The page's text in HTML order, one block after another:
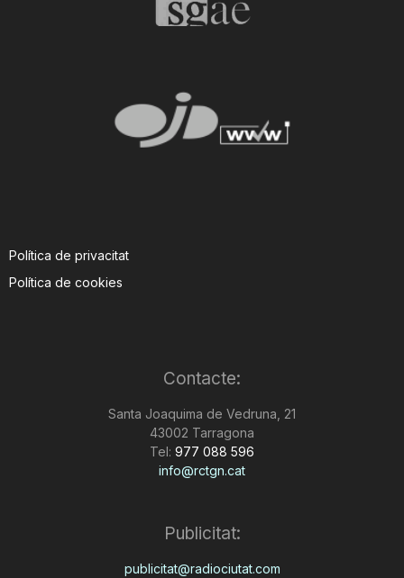
Política de privacitat
Política de cookies
Contacte:
Santa Joaquima de Vedruna, 21
43002 Tarragona
Tel: 977 088 596
info@rctgn.cat
Publicitat:
publicitat@radiociutat.com